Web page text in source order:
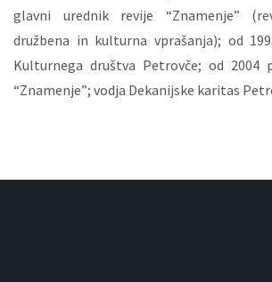
glavni urednik revije “Znamenje”
družbena in kulturna vprašanja); od
Kulturnega društva Petrovče; od 2004
“Znamenje”; vodja Dekanijske karitas